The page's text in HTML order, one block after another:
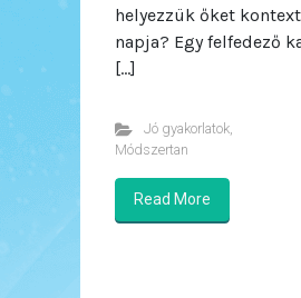
helyezzük őket
napja? Egy felfedező
[…]
Jó gyakorlatok,
Módszertan
Read More